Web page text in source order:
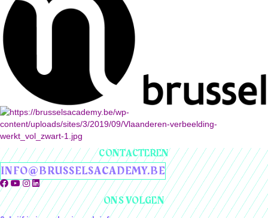
CONTACTEREN
INFO@BRUSSELSACADEMY.BE
ONS VOLGEN